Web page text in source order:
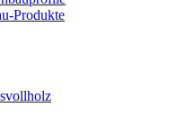
Produkte